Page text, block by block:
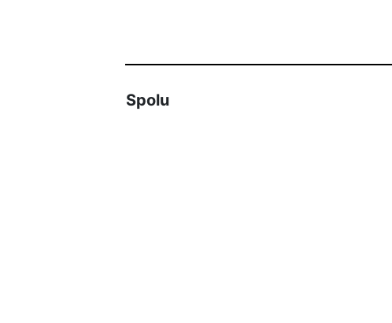
Spolu